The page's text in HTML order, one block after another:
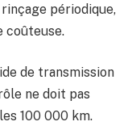
périodique,
coûteuse.
de transmission
ne doit pas
100 000 km.